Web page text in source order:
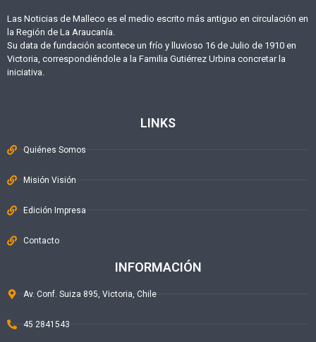
Las Noticias de Malleco es el medio escrito más antiguo en circulación en
la Región de La Araucanía.
Su data de fundación acontece un frío y lluvioso 16 de Julio de 1910 en
Victoria, correspondiéndole a la Familia Gutiérrez Urbina concretar la
iniciativa.
LINKS
Quiénes Somos
Misión Visión
Edición Impresa
Contacto
INFORMACIÓN
Av. Conf. Suiza 895, Victoria, Chile
45 2841543